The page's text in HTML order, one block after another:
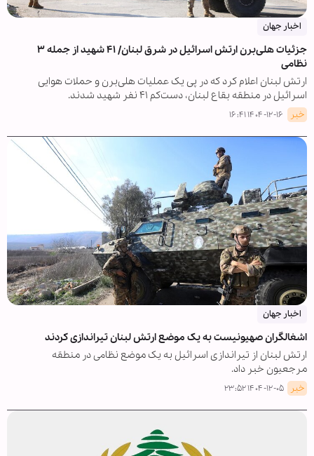
اخبار جهان
جزئیات هلی‌برن ارتش اسرائیل در شرق لبنان/ ۴۱ شهید از جمله ۳
نظامی
ارتش لبنان اعلام کرد که در پی یک عملیات هلی‌برن و حملات هوایی
اسرائیل در منطقه بقاع لبنان، دست‌کم ۴۱ نفر شهید شدند.
خبر ۱۴۰۴-۱۲-۱۶ ۱۶:۴۱
اخبار جهان
اشغالگران صهیونیست به یک موضع ارتش لبنان تیراندازی کردند
ارتش لبنان از تیراندازی اسرائیل به یک موضع نظامی در منطقه
مرجعیون خبر داد.
خبر ۱۴۰۴-۱۲-۰۵ ۲۳:۵۲